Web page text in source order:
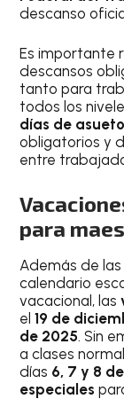
descanso
Es importante
descansos
tanto para
todos los
días de asueto
obligatorios y
entre
para
Además de
calendario
vacacional, las
el19 de
de 2025. Sin
a clases
días 6, 7 y 8
especiales